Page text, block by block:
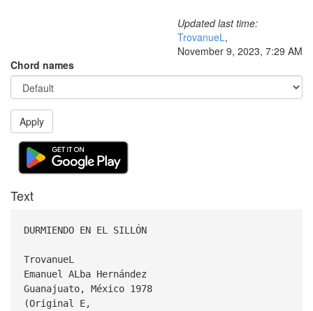
Updated last time:
TrovanueL,
November 9, 2023, 7:29 AM
Chord names
Apply
Text
DURMIENDO EN EL SILLÓN
TrovanueL
Emanuel ALba Hernández
Guanajuato, México 1978
(Original E,